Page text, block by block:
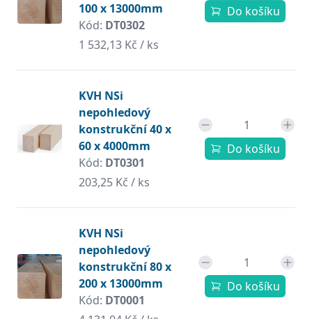
100 x 13000mm
Kód: DT0302
1 532,13 Kč / ks
Do košíku
KVH NSi
nepohledový
konstrukční 40 x
60 x 4000mm
Kód: DT0301
203,25 Kč / ks
Do košíku
KVH NSi
nepohledový
konstrukční 80 x
200 x 13000mm
Kód: DT0001
Do košíku